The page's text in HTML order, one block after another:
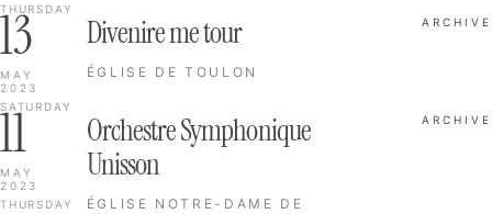
THURSDAY
13
MAY
2023
SATURDAY
Divenire me tour
ÉGLISE DE TOULON
ARCHIVE
11
MAY
2023
THURSDAY
Orchestre Symphonique
Unisson
ÉGLISE NOTRE-DAME DE
ARCHIVE